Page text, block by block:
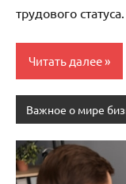
трудового
Читать далее
Важное о мире